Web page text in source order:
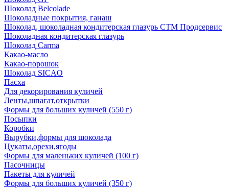
Шоколад Belcolade
Шоколадные покрытия, ганаш
Шоколад, шоколадная кондитерская глазурь СТМ Продсервис
Шоколадная кондитерская глазурь
Шоколад Carma
Какао-масло
Какао-порошок
Шоколад SICAO
Пасха
Для декорирования куличей
Ленты,шпагат,открытки
Формы для больших куличей (550 г)
Посыпки
Коробки
Вырубки,формы для шоколада
Цукаты,орехи,ягоды
Формы для маленьких куличей (100 г)
Пасочницы
Пакеты для куличей
Формы для больших куличей (350 г)